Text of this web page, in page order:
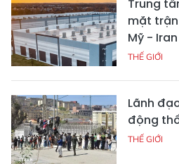
Trung
mặt
Mỹ - Iran
THẾ GIỚI
Lãnh
động
THẾ GIỚI